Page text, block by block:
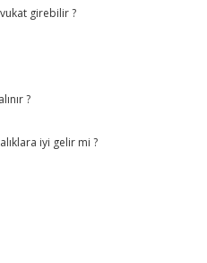
girebilir ?
?
iyi gelir mi ?